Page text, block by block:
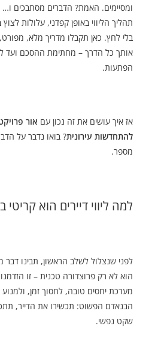
ומסיימים. האמת? הדברים מסתבכים
תהליך הליווי באופן קפדני, עלולות
בלי לחץ. כאן תקבלו מדריך מלא, מפורט,
אותך כל הדרך – מחתימת ההסכם ועד
הפתעות.
אז איך עושים את זה נכון עם אור
להתחדשות עירונית? בואו נדבר על
מספר.
למה ליווי דיירים הוא קריטי
לפני שנצלול לשלב הראשון, תבינו דבר
הוא לא רק פרוצדורה טכנית – זו
מערכת יחסים טובה, לחסוך זמן,
הבנאדם הפשוט: תכשירו את הדייר,
שקט נפשי.